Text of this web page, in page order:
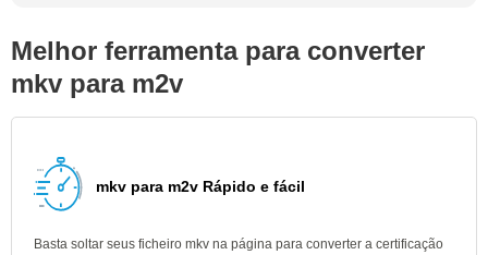
Melhor ferramenta para converter
mkv para m2v
mkv para m2v Rápido e fácil
Basta soltar seus ficheiro mkv na página para converter a certificação